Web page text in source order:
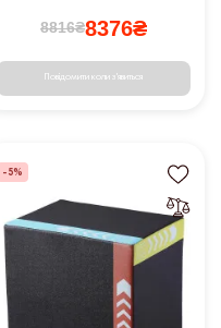
8816₴8376₴
Повідомити коли з'явиться
-5%